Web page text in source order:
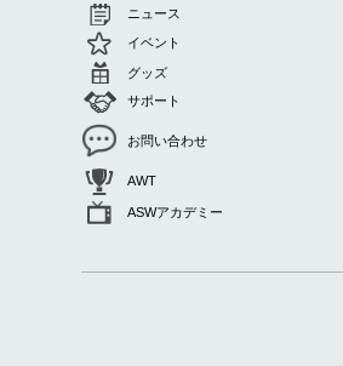
ニュース
イベント
グッズ
サポート
お問い合わせ
AWT
ASWアカデミー